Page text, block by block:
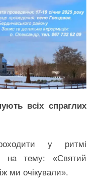
всіх спраглих
у ритмі
на тему: «Святий
ми очікували».